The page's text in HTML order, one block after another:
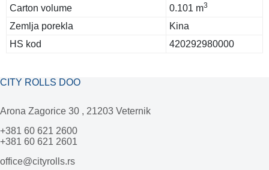
Carton volume
0.101 m3
Zemlja porekla
Kina
HS kod
420292980000
CITY ROLLS DOO
Arona Zagorice 30 , 21203 Veternik
+381 60 621 2600
+381 60 621 2601
office@cityrolls.rs